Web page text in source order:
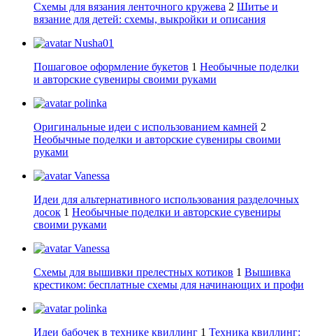
Схемы для вязания ленточного кружева 2 Шитье и
вязание для детей: схемы, выкройки и описания
Nusha01
Пошаговое оформление букетов 1 Необычные поделки
и авторские сувениры своими руками
polinka
Оригинальные идеи с использованием камней 2
Необычные поделки и авторские сувениры своими
руками
Vanessa
Идеи для альтернативного использования разделочных
досок 1 Необычные поделки и авторские сувениры
своими руками
Vanessa
Схемы для вышивки прелестных котиков 1 Вышивка
крестиком: бесплатные схемы для начинающих и профи
polinka
Идеи бабочек в технике квиллинг 1 Техника квиллинг: